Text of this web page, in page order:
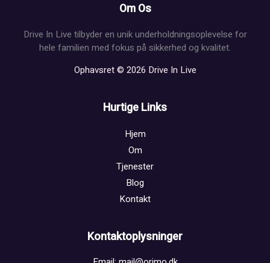
Om Os
Drive In Live tilbyder en unik underholdningsoplevelse for
hele familien med fokus på sikkerhed og kvalitet.
Ophavsret © 2026 Drive In Live
Hurtige Links
Hjem
Om
Tjenester
Blog
Kontakt
Kontaktoplysninger